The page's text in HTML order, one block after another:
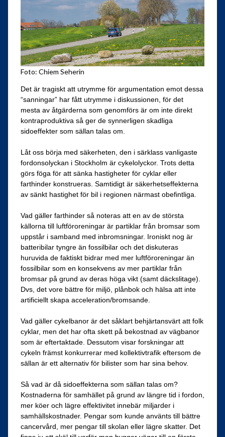
Foto: Chiem Seherin
Det är tragiskt att utrymme för argumentation emot dessa
“sanningar” har fått utrymme i diskussionen, för det
mesta av åtgärderna som genomförs är om inte direkt
kontraproduktiva så ger de synnerligen skadliga
sidoeffekter som sällan talas om.
Låt oss börja med säkerheten, den i särklass vanligaste
fordonsolyckan i Stockholm är cykelolyckor. Trots detta
görs föga för att sänka hastigheter för cyklar eller
farthinder konstrueras. Samtidigt är säkerhetseffekterna
av sänkt hastighet för bil i regionen närmast obefintliga.
Vad gäller farthinder så noteras att en av de största
källorna till luftföroreningar är partiklar från bromsar som
uppstår i samband med inbromsningar. Ironiskt nog är
batteribilar tyngre än fossilbilar och det diskuteras
huruvida de faktiskt bidrar med mer luftföroreningar än
fossilbilar som en konsekvens av mer partiklar från
bromsar på grund av deras höga vikt (samt däckslitage).
Dvs, det vore bättre för miljö, plånbok och hälsa att inte
artificiellt skapa acceleration/bromsande.
Vad gäller cykelbanor är det såklart behjärtansvärt att folk
cyklar, men det har ofta skett på bekostnad av vägbanor
som är eftertaktade. Dessutom visar forskningar att
cykeln främst konkurrerar med kollektivtrafik eftersom de
sällan är ett alternativ för bilister som har sina behov.
Så vad är då sidoeffekterna som sällan talas om?
Kostnaderna för samhället på grund av längre tid i fordon,
mer köer och lägre effektivitet innebär miljarder i
samhällskostnader. Pengar som kunde använts till bättre
cancervård, mer pengar till skolan eller lägre skatter. Det